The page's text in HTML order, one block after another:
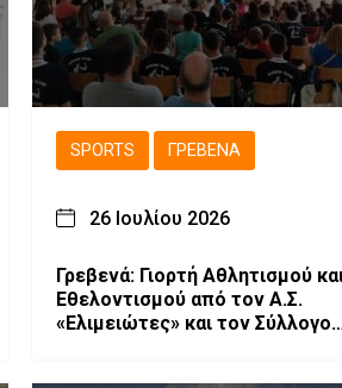
SPORTS ΓΡΕΒΕΝΆ
26 Ιουλίου 2026
Γρεβενά: Γιορτή Αθλητισμού
Εθελοντισμού από τον Α.Σ.
«Ελιμειώτες» και τον Σύλλογο